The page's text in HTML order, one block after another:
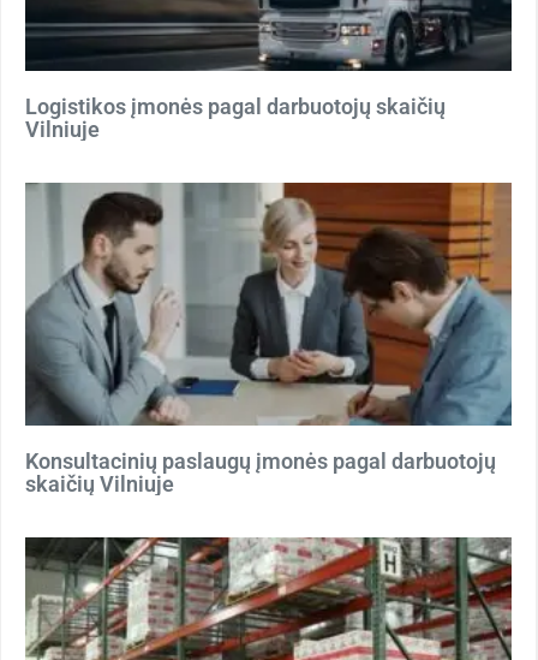
Logistikos įmonės pagal darbuotojų skaičių
Vilniuje
Konsultacinių paslaugų įmonės pagal darbuotojų
skaičių Vilniuje